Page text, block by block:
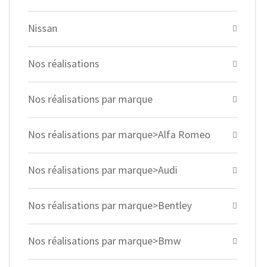
Nissan
Nos réalisations
Nos réalisations par marque
Nos réalisations par marque>Alfa Romeo
Nos réalisations par marque>Audi
Nos réalisations par marque>Bentley
Nos réalisations par marque>Bmw